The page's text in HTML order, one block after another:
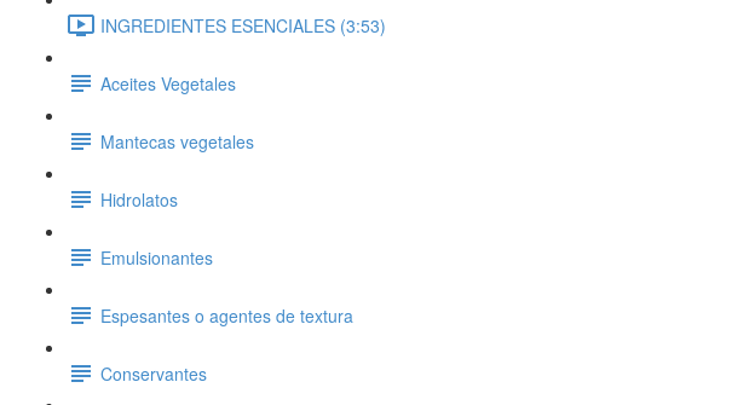
INGREDIENTES ESENCIALES (3:53)
Aceites Vegetales
Mantecas vegetales
Hidrolatos
Emulsionantes
Espesantes o agentes de textura
Conservantes